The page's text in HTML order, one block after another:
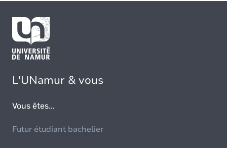
L'UNamur & vous
Vous êtes...
Futur étudiant bachelier